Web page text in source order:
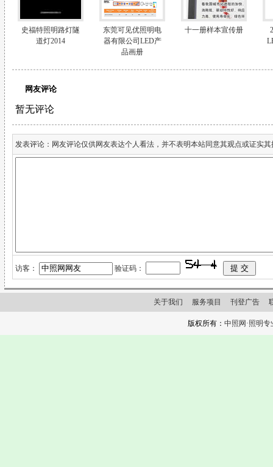
史福特照明路灯隧
道灯2014
东莞可见优照明电
器有限公司LED产
品画册
十一册样本宣传册
网友评论
发表评论：网友评论仅供网友表达个人看法，并不表明本站同意其观点或证实其
访客： 验证码：
关于我们 服务项目 刊登广告
版权所有： 中照网·照明